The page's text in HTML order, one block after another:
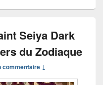
Seiya Dark
du Zodiaque
commentaire ↓